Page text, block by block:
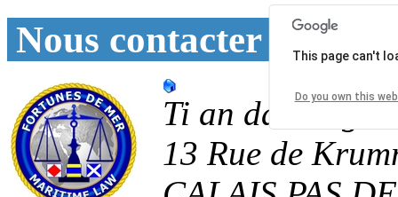
Nous contacter
Ti an
13 Rue de
This page can't
Do you own this